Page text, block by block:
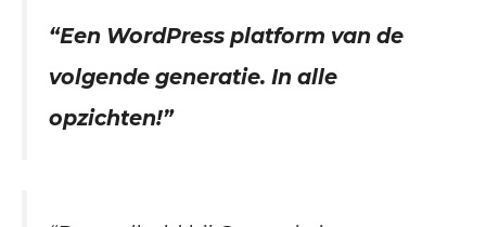
“Een WordPress platform van de
volgende generatie. In alle
opzichten!”